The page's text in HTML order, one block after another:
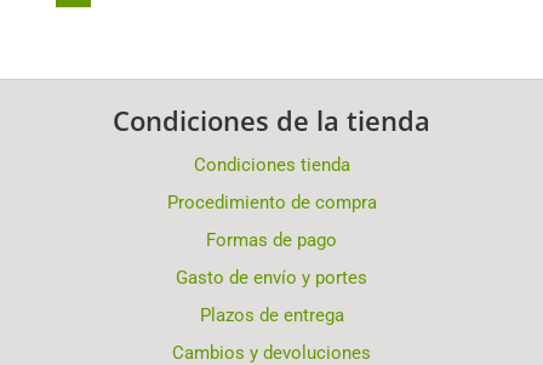
Condiciones de la tienda
Condiciones tienda
Procedimiento de compra
Formas de pago
Gasto de envío y portes
Plazos de entrega
Cambios y devoluciones